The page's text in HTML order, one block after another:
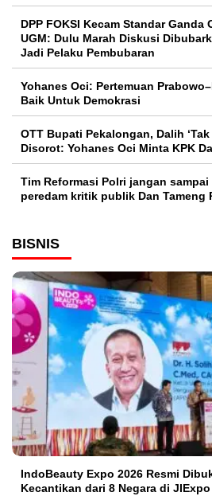
DPP FOKSI Kecam Standar Ganda
UGM: Dulu Marah Diskusi
Jadi Pelaku Pembubaran
Yohanes Oci: Pertemuan
Baik Untuk Demokrasi
OTT Bupati Pekalongan, Dalih ‘Tak
Disorot: Yohanes Oci Minta KPK
Tim Reformasi Polri jangan
peredam kritik publik Dan Tameng
BISNIS
IndoBeauty Expo 2026 Resmi
Kecantikan dari 8 Negara di